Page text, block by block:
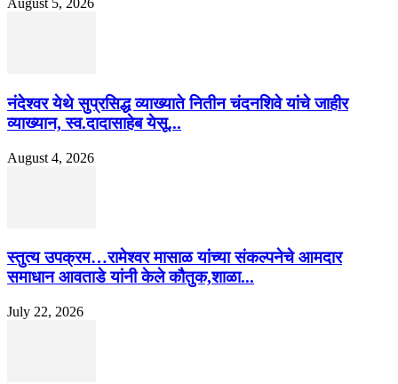
August 5, 2026
नंदेश्वर येथे सुप्रसिद्ध व्याख्याते नितीन चंदनशिवे यांचे जाहीर
व्याख्यान, स्व.दादासाहेब येसू...
August 4, 2026
स्तुत्य उपक्रम…रामेश्वर मासाळ यांच्या संकल्पनेचे आमदार
समाधान आवताडे यांनी केले कौतुक,शाळा...
July 22, 2026